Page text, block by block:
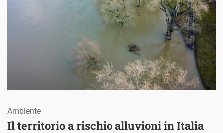
Il territorio a rischio alluvioni in Italia
Ambiente